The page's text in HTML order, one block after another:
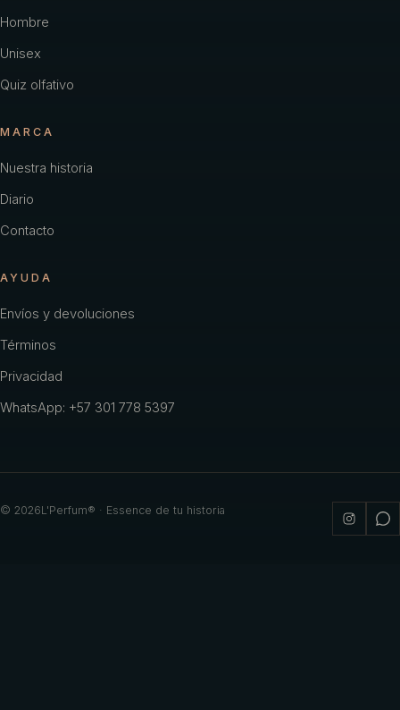
Hombre
Unisex
Quiz olfativo
MARCA
Nuestra historia
Diario
Contacto
AYUDA
Envíos y devoluciones
Términos
Privacidad
WhatsApp: +57 301 778 5397
© 2026L'Perfum® · Essence de tu historia